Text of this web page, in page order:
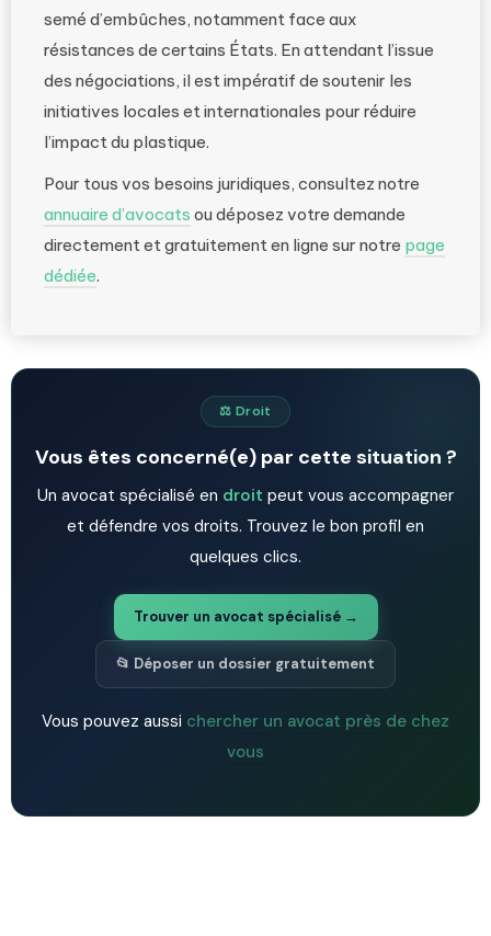
semé d’embûches, notamment face aux
résistances de certains États. En attendant l’issue
des négociations, il est impératif de soutenir les
initiatives locales et internationales pour réduire
l’impact du plastique.
Pour tous vos besoins juridiques, consultez notre
annuaire d’avocats ou déposez votre demande
directement et gratuitement en ligne sur notre page
dédiée.
⚖️ Droit
Vous êtes concerné(e) par cette situation ?
Un avocat spécialisé en droit peut vous accompagner
et défendre vos droits. Trouvez le bon profil en
quelques clics.
Trouver un avocat spécialisé →
📂 Déposer un dossier gratuitement
Vous pouvez aussi chercher un avocat près de chez
vous